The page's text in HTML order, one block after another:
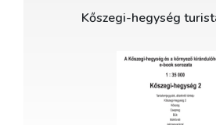
Kőszegi-hegység